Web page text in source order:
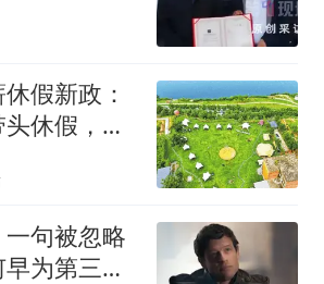
假新政：
休假，推
性长假，
+周末+年
式
一句被忽略
为第三季